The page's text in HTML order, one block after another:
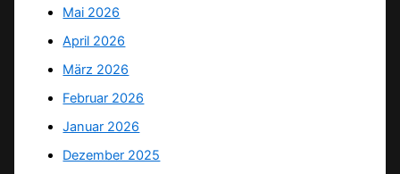
Mai 2026
April 2026
März 2026
Februar 2026
Januar 2026
Dezember 2025